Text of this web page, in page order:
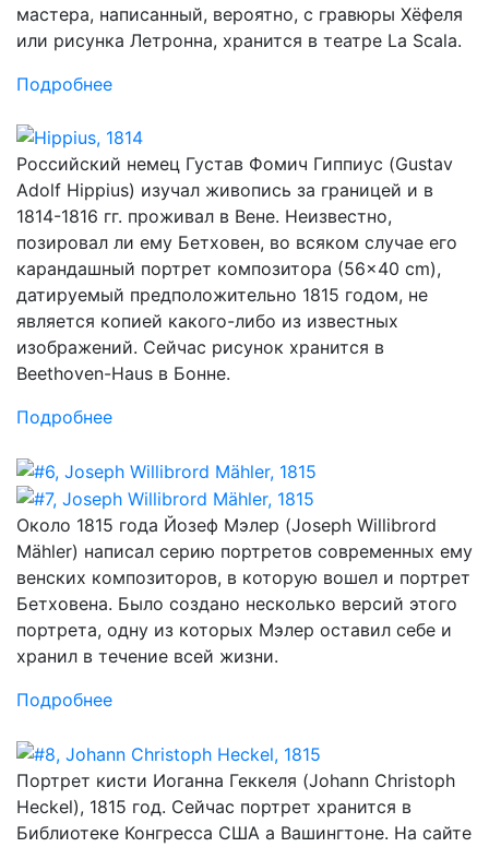
мастера, написанный, вероятно, с гравюры Хёфеля
или рисунка Летронна, хранится в театре La Scala.
Подробнее
Российский немец Густав Фомич Гиппиус (Gustav
Adolf Hippius) изучал живопись за границей и в
1814-1816 гг. проживал в Вене. Неизвестно,
позировал ли ему Бетховен, во всяком случае его
карандашный портрет композитора (56×40 cm),
датируемый предположительно 1815 годом, не
является копией какого-либо из известных
изображений. Сейчас рисунок хранится в
Beethoven-Haus в Бонне.
Подробнее
Около 1815 года Йозеф Мэлер (Joseph Willibrord
Mähler) написал серию портретов современных ему
венских композиторов, в которую вошел и портрет
Бетховена. Было создано несколько версий этого
портрета, одну из которых Мэлер оставил себе и
хранил в течение всей жизни.
Подробнее
Портрет кисти Иоганна Геккеля (Johann Christoph
Heckel), 1815 год. Сейчас портрет хранится в
Библиотеке Конгресса США а Вашингтоне. На сайте